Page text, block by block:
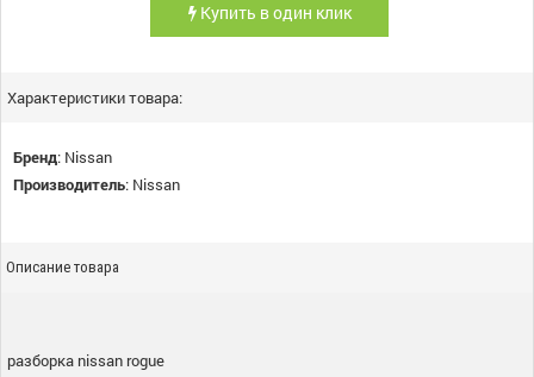
Купить в один клик
Характеристики товара:
Бренд: Nissan
Производитель: Nissan
Описание товара
разборка nissan rogue